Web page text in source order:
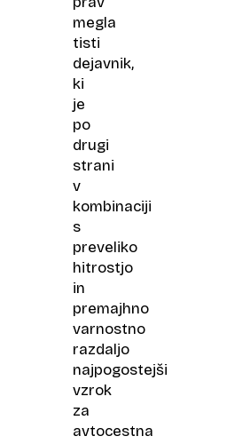
megla
tisti
dejavnik,
ki
je
po
drugi
strani
v
kombinaciji
s
preveliko
hitrostjo
in
premajhno
varnostno
razdaljo
najpogostejši
vzrok
za
avtocestna